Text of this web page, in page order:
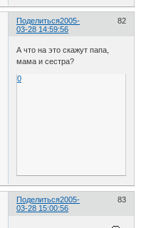
Поделиться 82
2005-
03-28 14:59:56
А что на это скажут папа,
мама и сестра?
0
Поделиться 83
2005-
03-28 15:00:56